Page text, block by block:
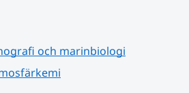
och marinbiologi